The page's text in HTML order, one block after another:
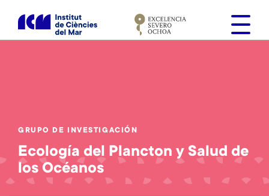
i
c
GRUPO DE INVESTIGACIÓN
Ecología del Plancton y Salud de
los Océanos